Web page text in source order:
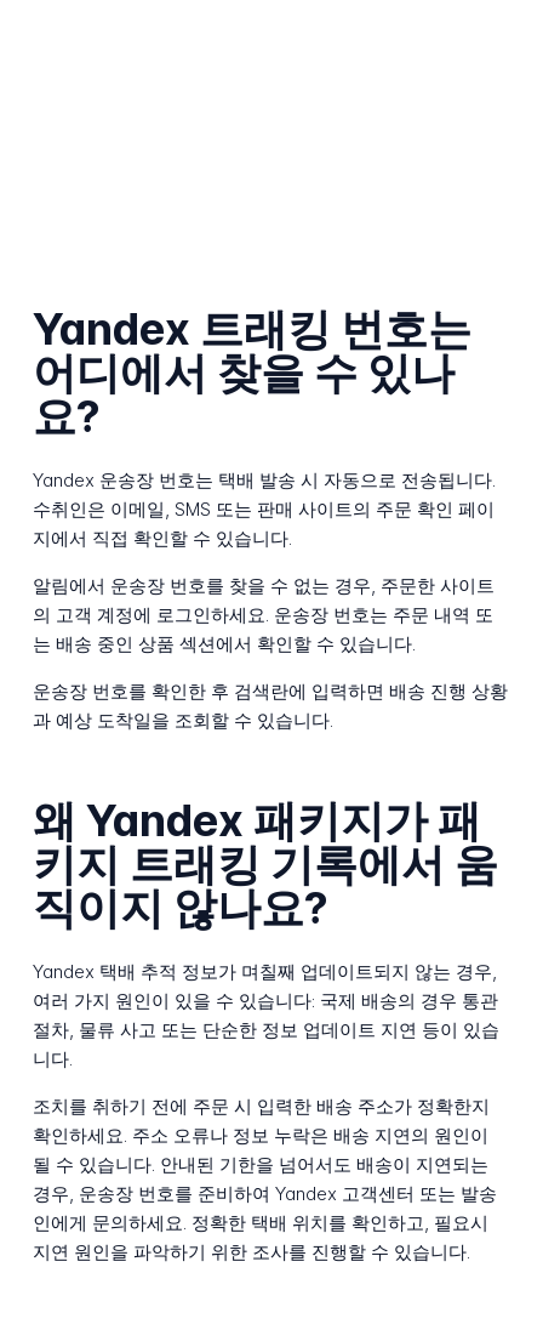
Yandex 트래킹 번호는
어디에서 찾을 수 있나
요?
Yandex 운송장 번호는 택배 발송 시 자동으로 전송됩니다.
수취인은 이메일, SMS 또는 판매 사이트의 주문 확인 페이
지에서 직접 확인할 수 있습니다.
알림에서 운송장 번호를 찾을 수 없는 경우, 주문한 사이트
의 고객 계정에 로그인하세요. 운송장 번호는 주문 내역 또
는 배송 중인 상품 섹션에서 확인할 수 있습니다.
운송장 번호를 확인한 후 검색란에 입력하면 배송 진행 상황
과 예상 도착일을 조회할 수 있습니다.
왜 Yandex 패키지가 패
키지 트래킹 기록에서 움
직이지 않나요?
Yandex 택배 추적 정보가 며칠째 업데이트되지 않는 경우,
여러 가지 원인이 있을 수 있습니다: 국제 배송의 경우 통관
절차, 물류 사고 또는 단순한 정보 업데이트 지연 등이 있습
니다.
조치를 취하기 전에 주문 시 입력한 배송 주소가 정확한지
확인하세요. 주소 오류나 정보 누락은 배송 지연의 원인이
될 수 있습니다. 안내된 기한을 넘어서도 배송이 지연되는
경우, 운송장 번호를 준비하여 Yandex 고객센터 또는 발송
인에게 문의하세요. 정확한 택배 위치를 확인하고, 필요시
지연 원인을 파악하기 위한 조사를 진행할 수 있습니다.